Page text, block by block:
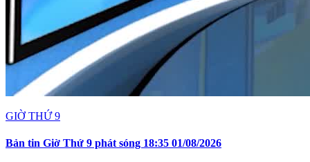
GIỜ THỨ 9
Bản tin Giờ Thứ 9 phát sóng 18:35 01/08/2026